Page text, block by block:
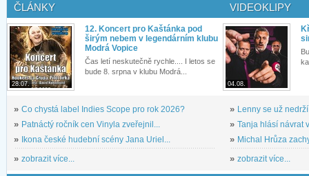
ČLÁNKY
28.07.
12. Koncert pro Kaštánka pod
širým nebem v legendárním klubu
Modrá Vopice
Čas letí neskutečně rychle.... I letos se
bude 8. srpna v klubu Modrá...
» Co chystá label Indies Scope pro rok 2026?
» Patnáctý ročník cen Vinyla zveřejnil...
»
Ikona české hudební scény Jana Uriel...
» zobrazit více...
VIDEOKLIPY
04.08.
» Lenny se už
» Tanja hlásí návrat
» Michal Hrůza
» zobrazit více...